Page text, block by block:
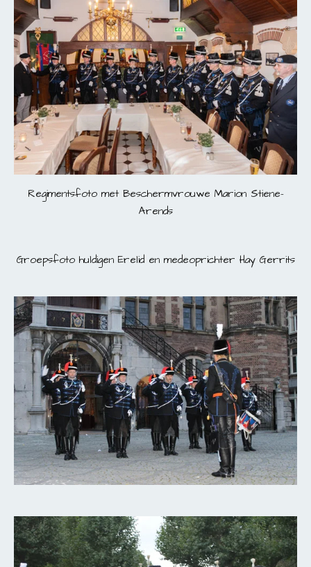
Regimentsfoto met Beschermvrouwe Marion Stiene-
Arends
Groepsfoto huldigen Erelid en medeoprichter Hay Gerrits